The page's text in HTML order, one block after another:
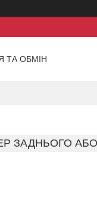
ТА ОБМІН
ЗАДНЬОГО